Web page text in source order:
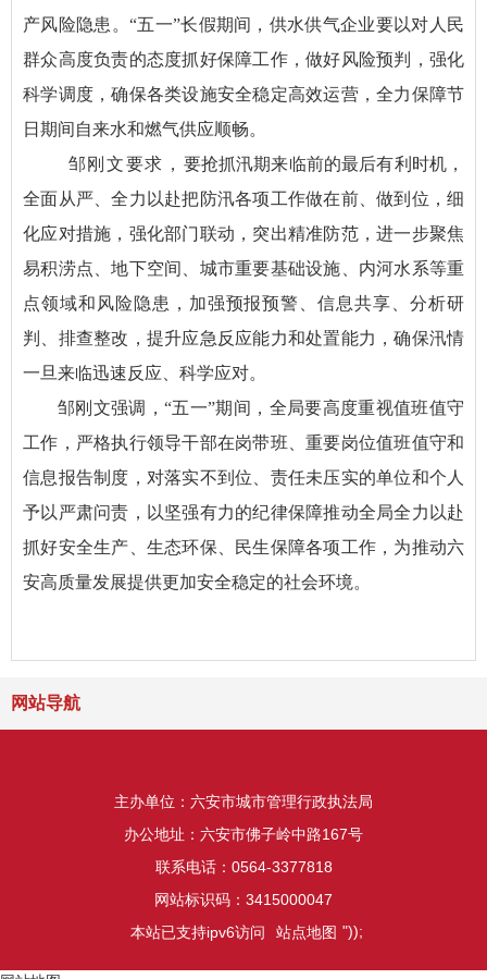
产风险隐患。“五一”长假期间，供水供气企业要以对人民
群众高度负责的态度抓好保障工作，做好风险预判，强化
科学调度，确保各类设施安全稳定高效运营，全力保障节
日期间自来水和燃气供应顺畅。
邹刚文要求， 要抢抓汛期来临前的最后有利时机，
全面从严、全力以赴把防汛各项工作做在前、做到位，细
化应对措施，强化部门联动，突出精准防范，进一步聚焦
易积涝点、地下空间、城市重要基础设施、内河水系等重
点领域和风险隐患，加强预报预警、信息共享、分析研
判、排查整改，提升应急反应能力和处置能力，确保汛情
一旦来临迅速反应、科学应对。
邹刚文强调，“五一”期间，全局要高度重视值班值守
工作，严格执行领导干部在岗带班、重要岗位值班值守和
信息报告制度，对落实不到位、责任未压实的单位和个人
予以严肃问责，以坚强有力的纪律保障推动全局全力以赴
抓好安全生产、生态环保、民生保障各项工作，为推动六
安高质量发展提供更加安全稳定的社会环境。
网站导航
主办单位：六安市城市管理行政执法局
办公地址：六安市佛子岭中路167号
联系电话：0564-3377818
网站标识码：3415000047
本站已支持ipv6访问
站点地图 "));